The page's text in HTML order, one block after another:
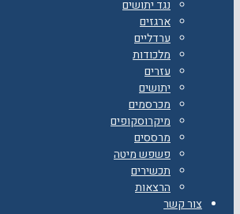
נגד יתושים
ארגזים
ערדליים
מלכודות
עזרים
יתושים
מכרסמים
מיקרוסקופים
מרססים
פשפש מיטה
תכשירים
הרצאות
צור קשר